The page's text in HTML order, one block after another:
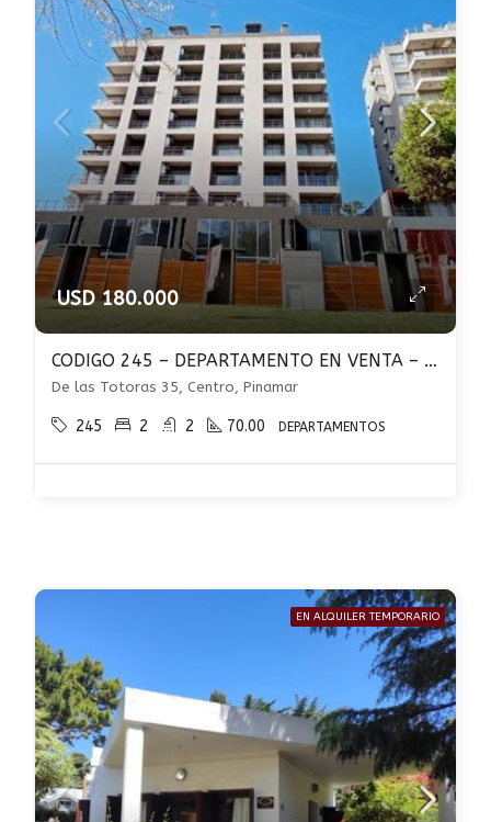
USD 180.000
CODIGO 245 – DEPARTAMENTO EN VENTA – 3 AMBIENTES EN ZENTIVA TORRE II – PINAMAR
De las Totoras 35, Centro, Pinamar
245 2 2 70.00 DEPARTAMENTOS
EN ALQUILER TEMPORARIO